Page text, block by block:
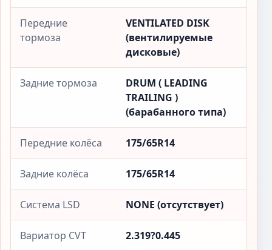
Передние
тормоза
VENTILATED DISK
(вентилируемые
дисковые)
Задние тормоза
DRUM ( LEADING
TRAILING )
(барабанного типа)
Передние колёса 175/65R14
Задние колёса 175/65R14
Система LSD NONE (отсутствует)
Вариатор CVT 2.319?0.445